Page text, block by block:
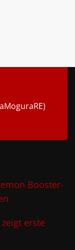
Booster-
erste